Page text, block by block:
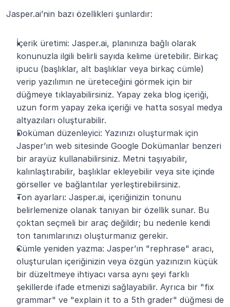
Jasper.ai’nin bazı özellikleri şunlardır:
İçerik üretimi: Jasper.ai, planınıza bağlı olarak
konunuzla ilgili belirli sayıda kelime üretebilir. Birkaç
ipucu (başlıklar, alt başlıklar veya birkaç cümle)
verip yazılımın ne üreteceğini görmek için bir
düğmeye tıklayabilirsiniz. Yapay zeka blog içeriği,
uzun form yapay zeka içeriği ve hatta sosyal medya
altyazıları oluşturabilir.
Doküman düzenleyici: Yazınızı oluşturmak için
Jasper’ın web sitesinde Google Dokümanlar benzeri
bir arayüz kullanabilirsiniz. Metni taşıyabilir,
kalınlaştırabilir, başlıklar ekleyebilir veya site içinde
görseller ve bağlantılar yerleştirebilirsiniz.
Ton ayarları: Jasper.ai, içeriğinizin tonunu
belirlemenize olanak tanıyan bir özellik sunar. Bu
çoktan seçmeli bir araç değildir; bu nedenle kendi
ton tanımlarınızı oluşturmanız gerekir.
Cümle yeniden yazma: Jasper’ın "rephrase" aracı,
oluşturulan içeriğinizin veya özgün yazınızın küçük
bir düzeltmeye ihtiyacı varsa aynı şeyi farklı
şekillerde ifade etmenizi sağlayabilir. Ayrıca bir "fix
grammar" ve "explain it to a 5th grader" düğmesi de